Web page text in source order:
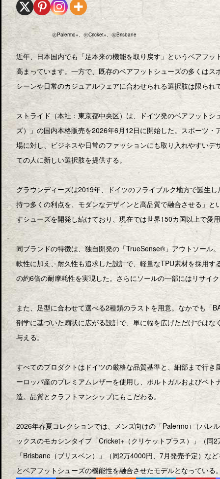
㊧Palermo+、㊥Cricket+、㊨Brisbane
近年、日本国内でも「足本来の機能を取り戻す」というベアフ
高まっています。一方で、既存のベアフットシューズの多くは
シーンや日常のカジュアルウェアに合わせられる選択肢は限られ
ストライド（本社：東京都中央区）は、ドイツ発のベアフット
ズ）」の国内本格販売を2026年6月12日に開始した。スポーツ
場に対し、ビジネスや日常のファッションにも取り入れやすい
ての人に新しい選択肢を提供する。
グラウンディーズは2019年、ドイツのフライブルク地方で誕生
持つ多くの利点を、モダンなデザインと高品質で融合させる」
すシューズを開発し続けており、現在では世界150カ国以上で愛
同ブランドの特徴は、独自開発の「TrueSense®」アウトソール
軟性に加え、耐久性も追求した設計で、軽量なTPU素材を採用
の約6倍の耐摩耗性を実現した。さらにソールの一部にはリサイ
また、足型に合わせて選べる2種類のラストを用意。なかでも「
剖学に基づいた扇状に広がる設計で、単に幅を広げただけでは
与える。
すべてのプロダクトはドイツの厳格な品質基準と、細部まで行
ーロッパ産のプレミアムレザーを使用し、ポルトガルおよびベ
造。品質とクラフトマンシップにもこだわる。
2026年春夏コレクションでは、メンズ向けの「Palermo+（パレ
ックスのモカシンタイプ「Cricket+（クリケットプラス）」（同
「Brisbane（ブリスベン）」（同2万4000円、7月発売予定）な
とベアフットシューズの機能性を融合させたモデルとなっている